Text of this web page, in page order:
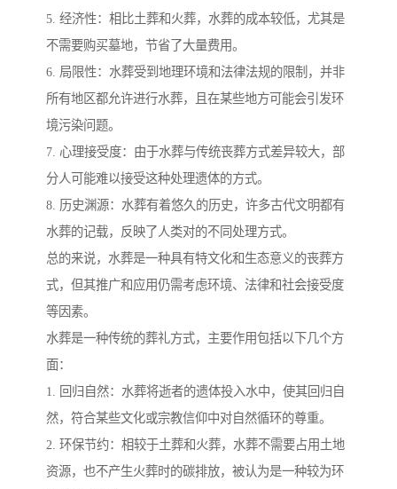
5. 经济性：相比土葬和火葬，水葬的成本较低，尤其是
不需要购买墓地，节省了大量费用。
6. 局限性：水葬受到地理环境和法律法规的限制，并非
所有地区都允许进行水葬，且在某些地方可能会引发环
境污染问题。
7. 心理接受度：由于水葬与传统丧葬方式差异较大，部
分人可能难以接受这种处理遗体的方式。
8. 历史渊源：水葬有着悠久的历史，许多古代文明都有
水葬的记载，反映了人类对的不同处理方式。
总的来说，水葬是一种具有特文化和生态意义的丧葬方
式，但其推广和应用仍需考虑环境、法律和社会接受度
等因素。
水葬是一种传统的葬礼方式，主要作用包括以下几个方
面：
1. 回归自然：水葬将逝者的遗体投入水中，使其回归自
然，符合某些文化或宗教信仰中对自然循环的尊重。
2. 环保节约：相较于土葬和火葬，水葬不需要占用土地
资源，也不产生火葬时的碳排放，被认为是一种较为环